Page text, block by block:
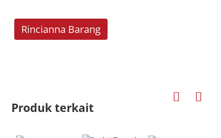
Rincianna Barang
Produk terkait